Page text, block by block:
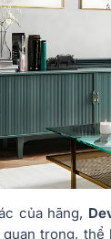
của hãng,
trọng, thể